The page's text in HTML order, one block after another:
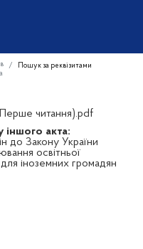
Пошук за реквізитами
читання).pdf
іншого акта:
до Закону України
освітньої
іноземних громадян